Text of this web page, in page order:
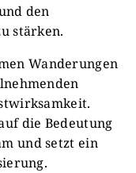
den
stärken.
Wanderungen
die Bedeutung
und setzt ein